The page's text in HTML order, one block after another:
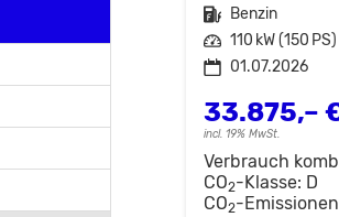
Kraftstoff Benzin
Leistung 110 kW (150 PS)
01.07.2026
33.875,–
incl. 19% MwSt.
Verbrauch
CO2-Klasse: D
CO2-